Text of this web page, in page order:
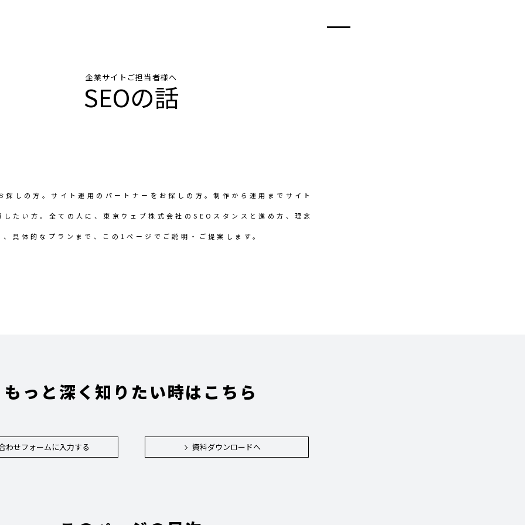
企業サイトご担当者様へ
SEOの話
探しの方。サイト運用のパートナーをお探しの方。制作から運用までサイト
したい方。全ての人に、東京ウェブ株式会社のSEOスタンスと進め方、理念
、具体的なプランまで、この1ページでご説明・ご提案します。
もっと深く知りたい時はこちら
わせフォームに入力する 資料ダウンロードへ